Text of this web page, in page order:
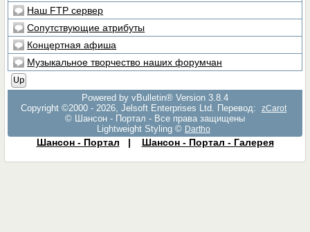
Наш FTP сервер
Сопутствующие атрибуты
Концертная афиша
Музыкальное творчество наших форумчан
Up
Powered by vBulletin® Version 3.8.4
Copyright ©2000 - 2026, Jelsoft Enterprises Ltd. Перевод:
zCarot
© Шансон - Портал - Все права защищены
Lightweight Styling © Dartho
Шансон - Портал | Шансон - Портал - Галерея